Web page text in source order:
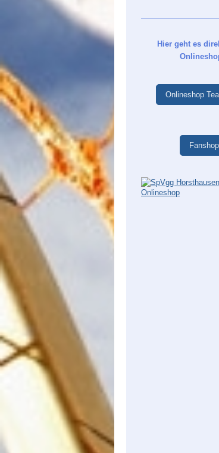
Hier geht es
Onlineshop
Fanshop